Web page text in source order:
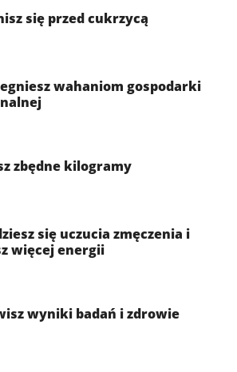
się przed cukrzycą
wahaniom gospodarki
zbędne kilogramy
się uczucia zmęczenia i
więcej energii
wyniki badań i zdrowie